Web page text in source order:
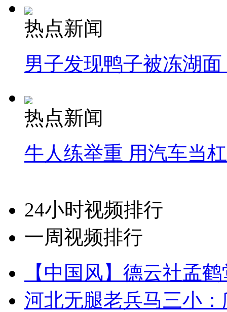
热点新闻
男子发现鸭子被冻湖
热点新闻
牛人练举重 用汽车当
24小时视频排行
一周视频排行
【中国风】德云社孟
河北无腿老兵马三小